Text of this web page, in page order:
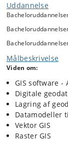
og rasterbaserede
fænomener kan
(digitale kort).
På kurset
Kurset giver
principper for
Endelig giver kurset
databasesystemer,
GIS-funktionaliteten.
Uddannelse
Målbeskrivelse
Viden om:
GIS software -
Digitale
Lagring af
Datamodeller
Vektor GIS
Raster GIS